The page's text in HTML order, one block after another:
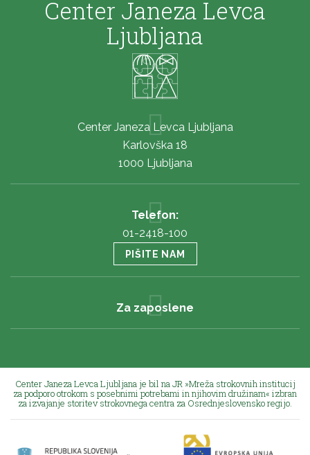
Center Janeza Levca
Ljubljana
Center Janeza Levca Ljubljana
Karlovška 18
1000 Ljubljana
Telefon:
01-2418-100
PIŠITE NAM
Za zaposlene
Center Janeza Levca Ljubljana je bil na JR »Mreža strokovnih institucij
za podporo otrokom s posebnimi potrebami in njihovim družinam« izbran
za izvajanje storitev strokovnega centra za Osrednjeslovensko regijo.